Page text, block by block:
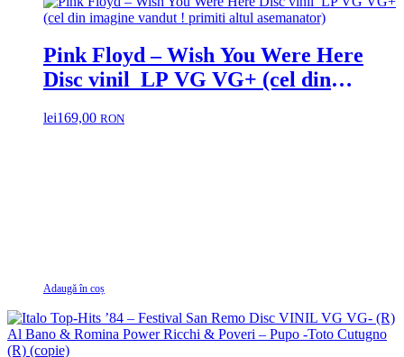
Pink Floyd – Wish You Were Here
Disc vinil LP VG VG+ (cel din
asemanator)
lei169,00 RON
Adaugă în coș